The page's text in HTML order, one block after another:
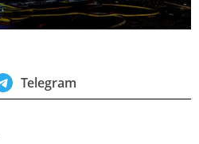
Telegram